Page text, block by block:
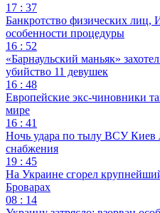
17 : 37
Банкротство физических
особенности процедуры
16 : 52
«Барнаульский маньяк»
убийство 11 девушек
16 : 48
Европейские экс-чиновники
мире
16 : 41
Ночь удара по тылу ВСУ Киев
снабжения
19 : 45
На Украине сгорел
Броварах
08 : 14